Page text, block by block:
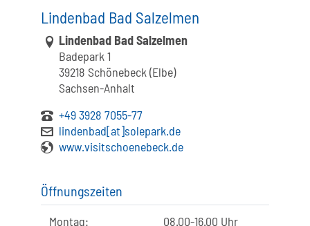
Lindenbad Bad Salzelmen
Link zur Google-Maps Navigation
Lindenbad Bad Salzelmen
Badepark 1
39218 Schönebeck (Elbe)
Sachsen-Anhalt
+49 3928 7055-77
lindenbad[at]solepark.de
www.visitschoenebeck.de
Öffnungszeiten
Montag: 08.00-16.00 Uhr